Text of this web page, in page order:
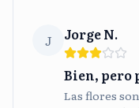
J Jorge N.
Bien, pero
Las flores